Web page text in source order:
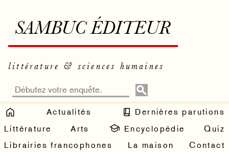
SAMBUC ÉDITEUR
littérature & sciences humaines
Actualités
Dernières parutions
Littérature
Arts Encyclopédie
Quiz
Librairies francophones
La maison Contact